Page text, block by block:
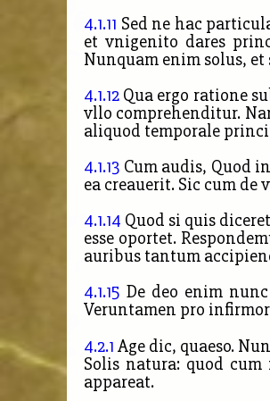
4.1.11 Sed ne hac
et vnigenito dares
Nunquam enim solus,
4.1.12 Qua ergo ratione
vllo comprehenditur.
aliquod temporale
4.1.13 Cum audis, Quod
ea creauerit. Sic cum
4.1.14 Quod si quis
esse oportet.
auribus tantum
4.1.15 De deo enim
Veruntamen pro
4.2.1 Age dic, quaeso.
Solis natura: quod
appareat.